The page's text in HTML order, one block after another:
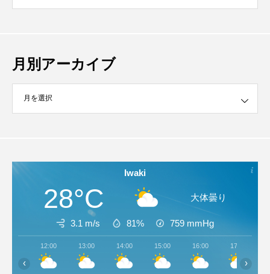
月別アーカイブ
Iwaki
28°C 大体曇り
3.1 m/s 81% 759 mmHg
12:00 13:00 14:00 15:00 16:00 17:00
‹ ›